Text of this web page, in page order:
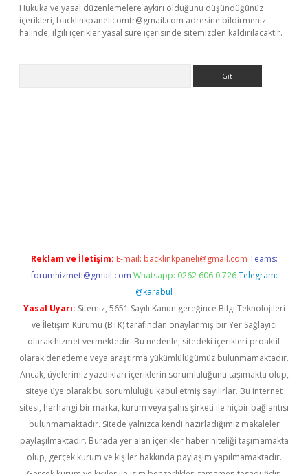
Hukuka ve yasal düzenlemelere aykırı olduğunu düşündüğünüz
içerikleri, backlinkpanelicomtr@gmail.com adresine bildirmeniz
halinde, ilgili içerikler yasal süre içerisinde sitemizden kaldırılacaktır.
Reklam ve İletişim: E-mail: backlinkpaneli@gmail.com Teams:
forumhizmeti@gmail.com Whatsapp: 0262 606 0 726 Telegram:
@karabul
Yasal Uyarı: Sitemiz, 5651 Sayılı Kanun gereğince Bilgi Teknolojileri
ve İletişim Kurumu (BTK) tarafından onaylanmış bir Yer Sağlayıcı
olarak hizmet vermektedir. Bu nedenle, sitedeki içerikleri proaktif
olarak denetleme veya araştırma yükümlülüğümüz bulunmamaktadır.
Ancak, üyelerimiz yazdıkları içeriklerin sorumluluğunu taşımakta olup,
siteye üye olarak bu sorumluluğu kabul etmiş sayılırlar. Bu internet
sitesi, herhangi bir marka, kurum veya şahıs şirketi ile hiçbir bağlantısı
bulunmamaktadır. Sitede yalnızca kendi hazırladığımız makaleler
paylaşılmaktadır. Burada yer alan içerikler haber niteliği taşımamakta
olup, gerçek kurum ve kişiler hakkında paylaşım yapılmamaktadır.